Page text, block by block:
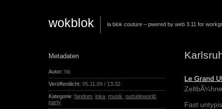
wokblok la blok couture – pwered by web 3.11 for
Le Grand
Fast
Metadaten
Autor: hb
Veröffentlicht: 05.11.09 / 13:32
Kategorie: fandom,inka,musik,outsideworld,
party